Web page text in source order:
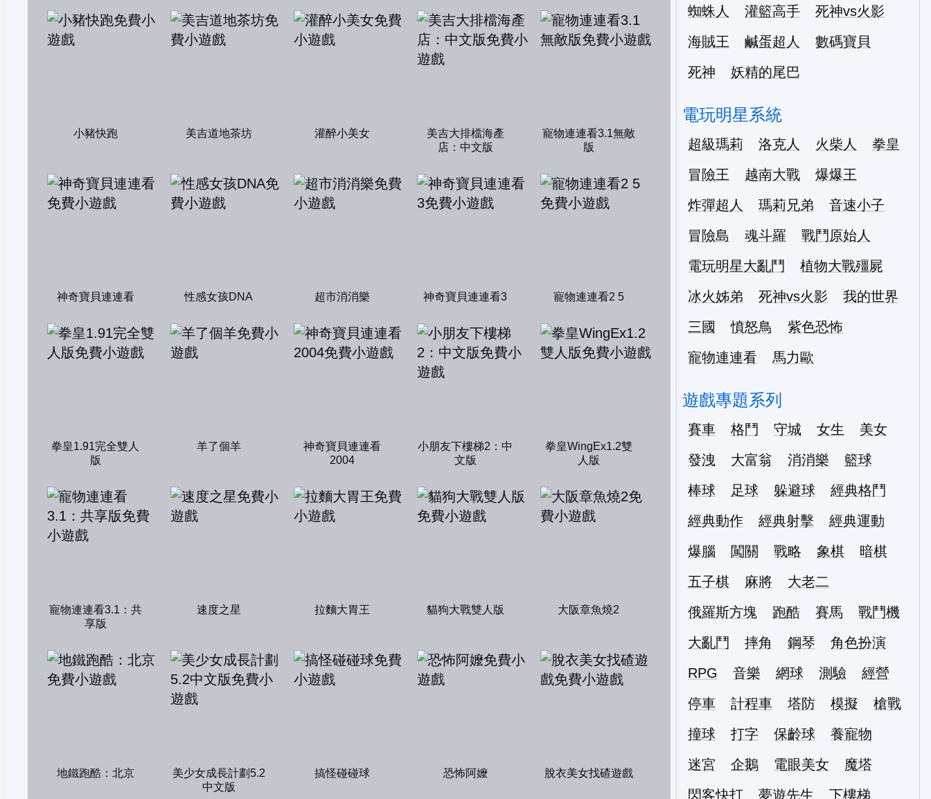
小豬快跑 美吉道地茶坊 灌醉小美女
美吉大排檔海產
店：中文版
寵物連連看3.1無敵
版
神奇寶貝連連看 性感女孩DNA 超市消消樂 神奇寶貝連連看3 寵物連連看2 5
拳皇1.91完全雙人
版
羊了個羊
神奇寶貝連連看
2004
小朋友下樓梯2：中
文版
拳皇WingEx1.2雙
人版
寵物連連看3.1：共
享版
速度之星 拉麵大胃王 貓狗大戰雙人版 大阪章魚燒2
地鐵跑酷：北京
美少女成長計劃5.2
中文版
搞怪碰碰球 恐怖阿嬤 脫衣美女找碴遊戲
蜘蛛人
灌籃高手
死神vs火影
海賊王
鹹蛋超人
數碼寶貝
死神
妖精的尾巴
電玩明星系統
超級瑪莉 洛克人 火柴人
拳皇
冒險王
越南大戰
爆爆王
炸彈超人
瑪莉兄弟
音速小子
冒險島
魂斗羅
戰鬥原始人
電玩明星大亂鬥
植物大戰殭屍
冰火姊弟
死神vs火影
我的世界
三國
憤怒鳥
紫色恐怖
寵物連連看
馬力歐
遊戲專題系列
賽車 格鬥 守城 女生
美女
發洩
大富翁 消消樂
籃球
棒球
足球 躲避球
經典格鬥
經典動作
經典射擊
經典運動
爆腦
闖關 戰略 象棋
暗棋
五子棋
麻將
大老二
俄羅斯方塊
跑酷 賽馬
戰鬥機
大亂鬥
摔角 鋼琴
角色扮演
RPG
音樂 網球 測驗
經營
停車
計程車 塔防 模擬
槍戰
撞球
打字 保齡球
養寵物
迷宮
企鵝 電眼美女
魔塔
閃客快打
夢遊先生
下樓梯